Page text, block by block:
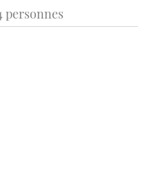
personnes